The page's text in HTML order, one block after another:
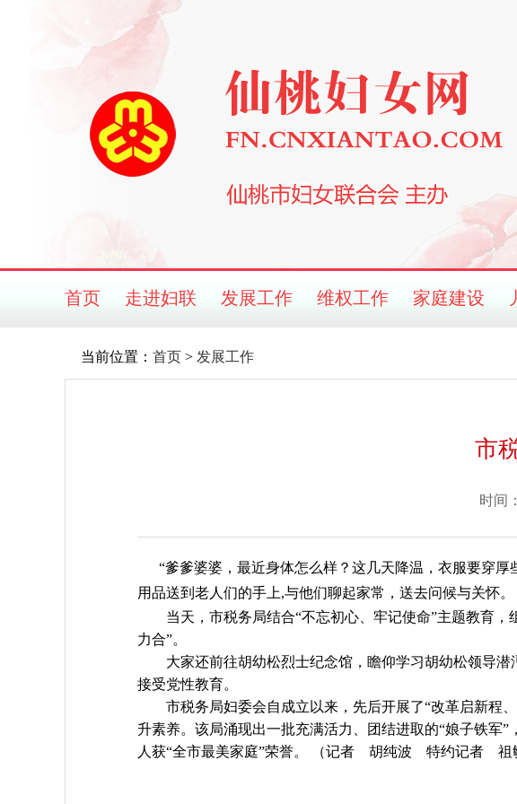
首页 走进妇联 发展工作 维权工作 家庭建设
当前位置： 首页 > 发展工作
市
时间
“爹爹婆婆，最近身体怎么样？这几天降温，衣服要穿厚
用品送到老人们的手上,与他们聊起家常，送去问候与关怀。
当天，市税务局结合“不忘初心、牢记使命”主题教育，
力合”。
大家还前往胡幼松烈士纪念馆，瞻仰学习胡幼松领导潜
接受党性教育。
市税务局妇委会自成立以来，先后开展了“改革启新程、
升素养。该局涌现出一批充满活力、团结进取的“娘子铁军
人获“全市最美家庭”荣誉。
（记者 胡纯波 特约记者 祖